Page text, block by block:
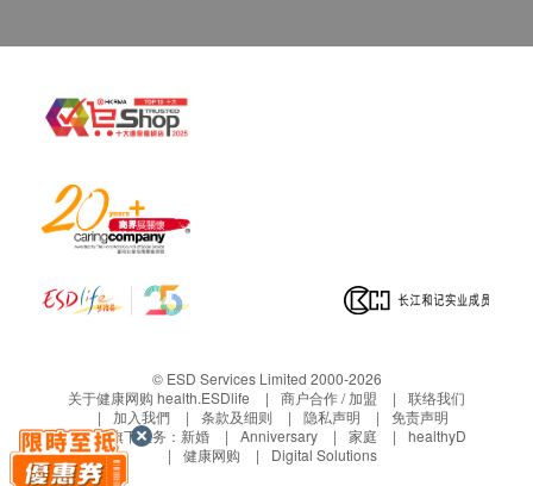
3. 获取报告: 将样本寄回指定化验所。 3个工作天后会
报告样本
© ESD Services Limited 2000-2026
关于健康网购 health.ESDlife
商户合作 / 加盟
联络我们
加入我們
条款及细则 隐私声明
免责声明
生活易旗下业务： 新婚 Anniversary 家庭
healthyD
健康网购
Digital Solutions